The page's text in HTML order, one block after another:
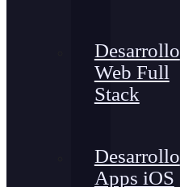
Desarrollo
Web Full
Stack
Desarrollo
Apps iOS